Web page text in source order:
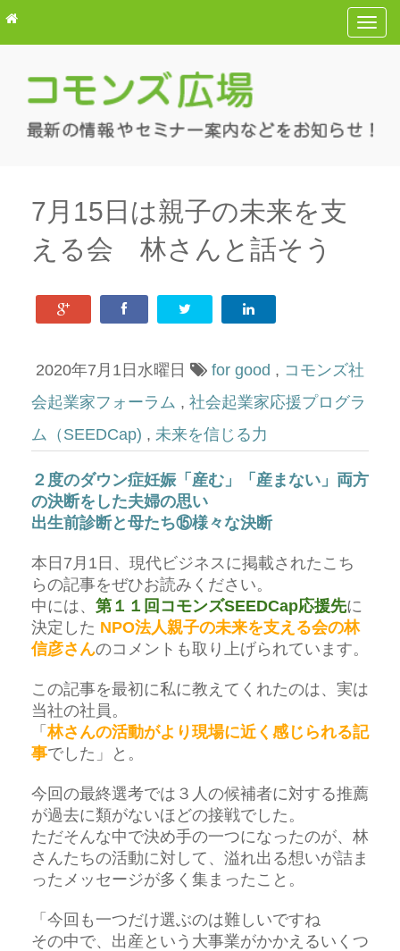
T
o
e
7月15日は親子の未来を支
える会 林さんと話そう
2020年7月1日水曜日 for good , コモンズ社
会起業家フォーラム , 社会起業家応援プログラ
ム（SEEDCap) , 未来を信じる力
２度のダウン症妊娠「産む」「産まない」両方
の決断をした夫婦の思い
出生前診断と母たち⑮様々な決断
本日7月1日、現代ビジネスに掲載されたこち
らの記事をぜひお読みください。
中には、 第１１回コモンズSEEDCap応援先に
決定した NPO法人親子の未来を支える会の林
信彦さんのコメントも取り上げられています。
この記事を最初に私に教えてくれたのは、実は
当社の社員。
「林さんの活動がより現場に近く感じられる記
事でした」と。
今回の最終選考では３人の候補者に対する推薦
が過去に類がないほどの接戦でした。
ただそんな中で決め手の一つになったのが、林
さんたちの活動に対して、溢れ出る想いが詰ま
ったメッセージが多く集まったこと。
「今回も一つだけ選ぶのは難しいですね
その中で、出産という大事業がかかえるいくつ